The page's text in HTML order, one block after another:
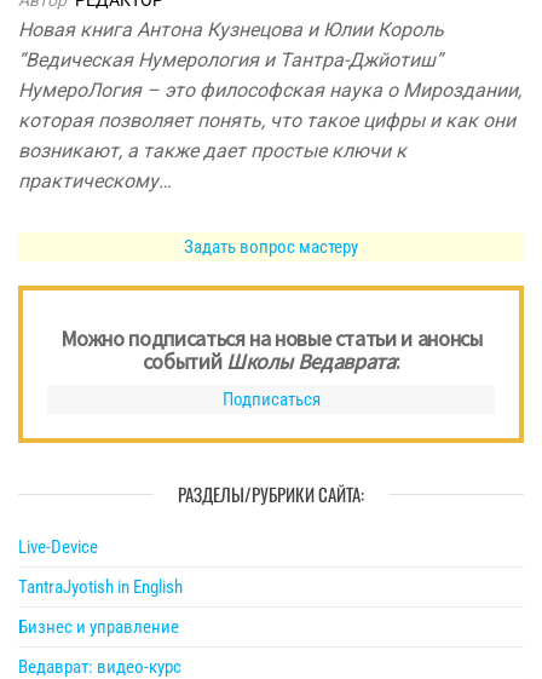
Новая книга Антона Кузнецова и Юлии Король
“Ведическая Нумерология и Тантра-Джйотиш”
НумероЛогия – это философская наука о Мироздании,
которая позволяет понять, что такое цифры и как они
возникают, а также дает простые ключи к
практическому…
Задать вопрос мастеру
Можно подписаться на новые статьи и анонсы
событий Школы Ведаврата:
Подписаться
РАЗДЕЛЫ/РУБРИКИ САЙТА:
Live-Device
TantraJyotish in English
Бизнес и управление
Ведаврат: видео-курс